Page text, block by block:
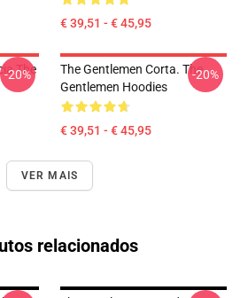
€ 39,51 - € 45,95
The
-20%
The Gentlemen Corta. The
Gentlemen Hoodies
€ 39,51 - € 45,95
-20%
VER MAIS
relacionados